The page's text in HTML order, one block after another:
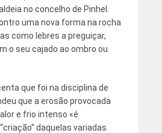
no concelho de Pinhel.
uma nova forma na rocha
como lebres a preguiçar,
o seu cajado ao ombro ou
que foi na disciplina de
que a erosão provocada
e frio intenso «é
daquelas variadas